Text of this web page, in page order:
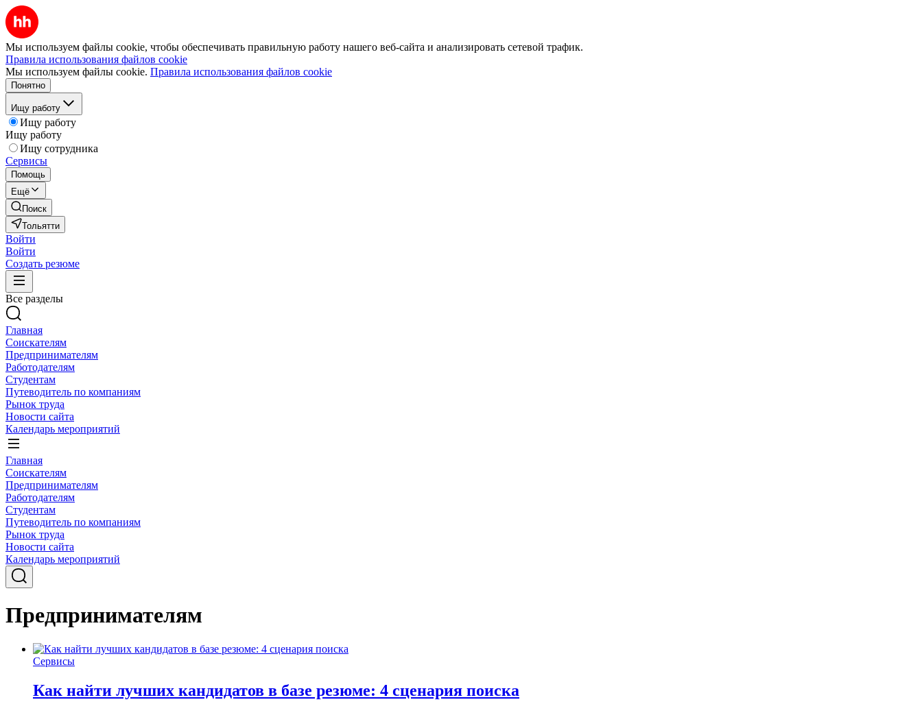
Мы используем файлы cookie, чтобы обеспечивать правильную работу нашего веб-сайта и анализировать сетевой трафик.
Правила использования файлов cookie
Мы используем файлы cookie. Правила использования файлов cookie
Понятно
Ищу работу
Ищу работу
Ищу работу
Ищу сотрудника
Сервисы
Помощь
Ещё
Поиск
Тольятти
Войти
Войти
Создать резюме
Все разделы
Главная
Соискателям
Предпринимателям
Работодателям
Студентам
Путеводитель по компаниям
Рынок труда
Новости сайта
Календарь мероприятий
Главная
Соискателям
Предпринимателям
Работодателям
Студентам
Путеводитель по компаниям
Рынок труда
Новости сайта
Календарь мероприятий
Предпринимателям
Сервисы
Как найти лучших кандидатов в базе резюме: 4 сценария поиска